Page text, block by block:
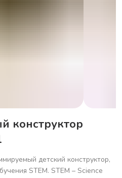
конструктор
детский конструктор,
STEM. STEM – Science